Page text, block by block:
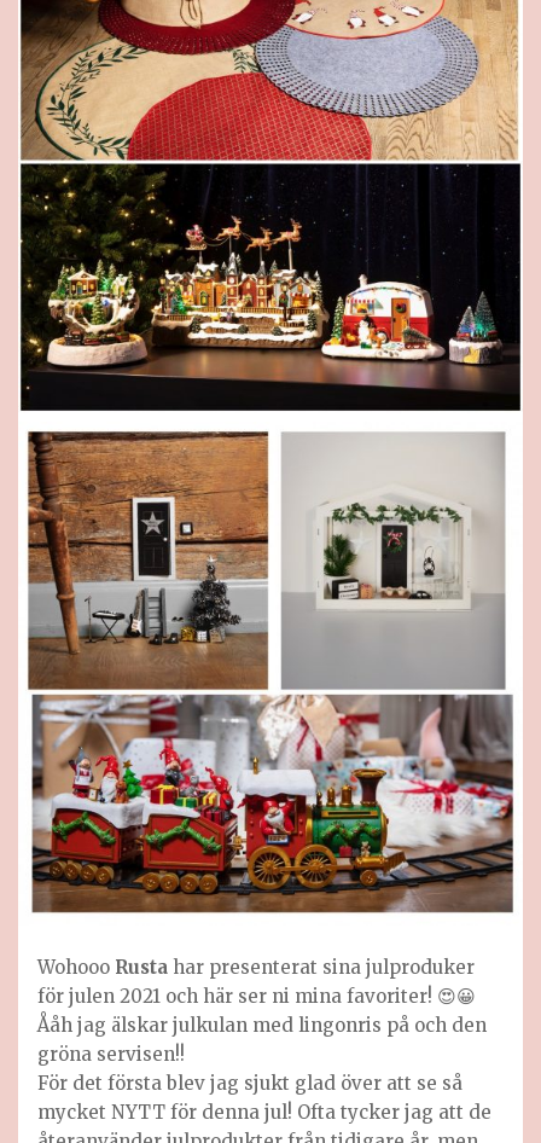
Wohooo Rusta har presenterat sina julproduker
för julen 2021 och här ser ni mina favoriter! 😍😀
Ååh jag älskar julkulan med lingonris på och den
gröna servisen!!
För det första blev jag sjukt glad över att se så
mycket NYTT för denna jul! Ofta tycker jag att de